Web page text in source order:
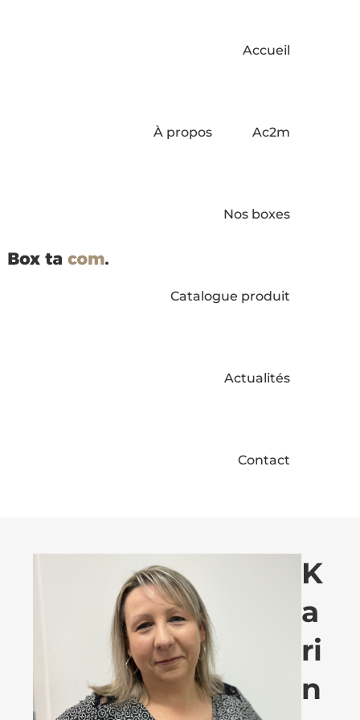
Accueil
À propos Ac2m
Nos boxes
Catalogue produit
Actualités
Contact
K
a
ri
n